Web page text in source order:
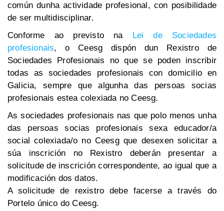
común dunha actividade profesional, con posibilidade
de ser multidisciplinar.
Conforme ao previsto na Lei de Sociedades
profesionais, o Ceesg dispón dun Rexistro de
Sociedades Profesionais no que se poden inscribir
todas as sociedades profesionais con domicilio en
Galicia, sempre que algunha das persoas socias
profesionais estea colexiada no Ceesg.
As sociedades profesionais nas que polo menos unha
das persoas socias profesionais sexa educador/a
social colexiada/o no Ceesg que desexen solicitar a
súa inscrición no Rexistro deberán presentar a
solicitude de inscrición correspondente, ao igual que a
modificación dos datos.
A solicitude de rexistro debe facerse a través do
Portelo único do Ceesg.